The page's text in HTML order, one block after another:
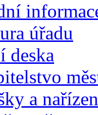
úřadu
deska
a